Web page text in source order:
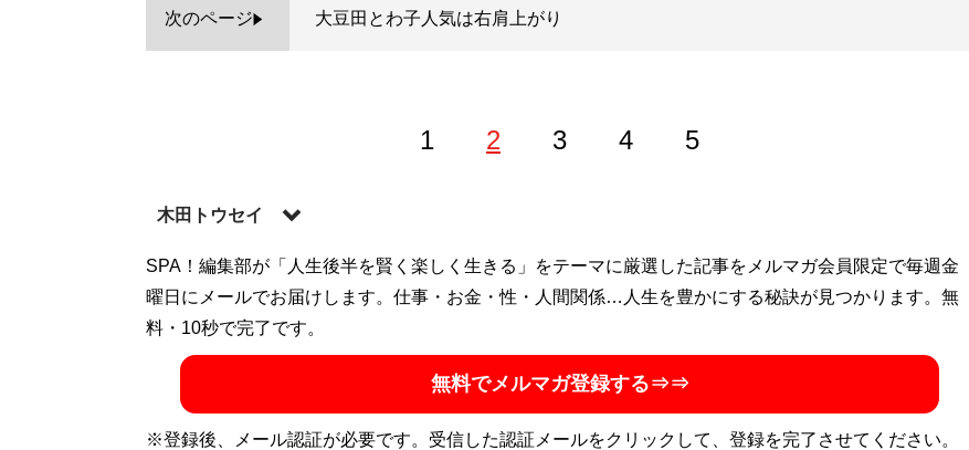
次のページ 大豆田とわ子人気は右肩上がり
1 2 3 4 5
木田トウセイ
テレビドラマとお笑い、野球をこよなく愛するアラサーライター。
記事一覧へ
SPA！編集部が「人生後半を賢く楽しく生きる」をテーマに厳選した記事をメルマガ会員限定で毎週金
曜日にメールでお届けします。仕事・お金・性・人間関係…人生を豊かにする秘訣が見つかります。無
料・10秒で完了です。
無料でメルマガ登録する⇒⇒
※登録後、メール認証が必要です。受信した認証メールをクリックして、登録を完了させてください。